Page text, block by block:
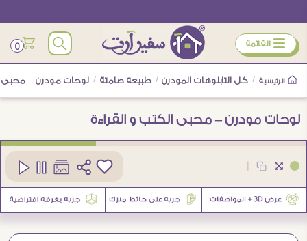
ÿ القائمة 0
الرئيسية / كل التابلوهات المودرن / طبيعه صامتة / لوحات مودرن – محبى
لوحات مودرن – محبى الكتب و القراءة